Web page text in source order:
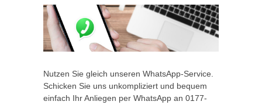
Nutzen Sie gleich unseren WhatsApp-Service.
Schicken Sie uns unkompliziert und bequem
einfach Ihr Anliegen per WhatsApp an 0177-